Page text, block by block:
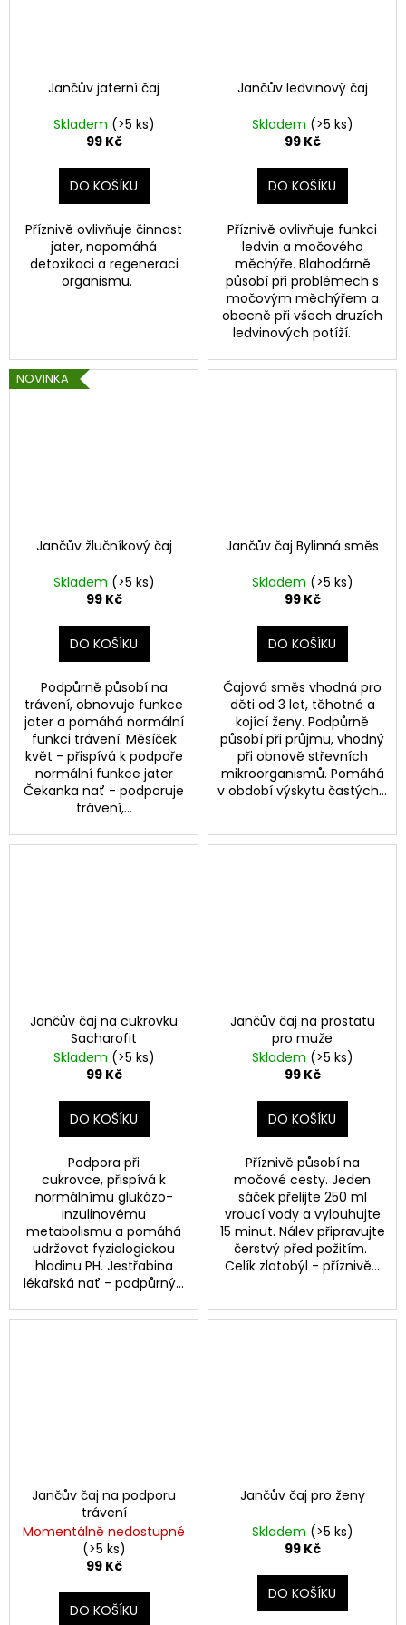
Jančův jaterní čaj
Skladem (>5 ks)
99 Kč
DO KOŠÍKU
Příznivě ovlivňuje činnost
jater, napomáhá
detoxikaci a regeneraci
organismu.
Jančův ledvinový čaj
Skladem (>5 ks)
99 Kč
DO KOŠÍKU
Příznivě ovlivňuje funkci
ledvin a močového
měchýře. Blahodárně
působí při problémech s
močovým měchýřem a
obecně při všech druzích
ledvinových potíží.
NOVINKA
Jančův žlučníkový čaj
Skladem (>5 ks)
99 Kč
DO KOŠÍKU
Podpůrně působí na
trávení, obnovuje funkce
jater a pomáhá normální
funkci trávení. Měsíček
květ - přispívá k podpoře
normální funkce jater
Čekanka nať - podporuje
trávení,...
Jančův čaj Bylinná směs
Skladem (>5 ks)
99 Kč
DO KOŠÍKU
Čajová směs vhodná pro
děti od 3 let, těhotné a
kojící ženy. Podpůrně
působí při průjmu, vhodný
při obnově střevních
mikroorganismů. Pomáhá
v období výskytu častých...
Jančův čaj na cukrovku
Sacharofit
Skladem (>5 ks)
99 Kč
DO KOŠÍKU
Podpora při
cukrovce, přispívá k
normálnímu glukózo-
inzulinovému
metabolismu a pomáhá
udržovat fyziologickou
hladinu PH. Jestřabina
lékařská nať - podpůrný...
Jančův čaj na prostatu
pro muže
Skladem (>5 ks)
99 Kč
DO KOŠÍKU
Příznivě působí na
močové cesty. Jeden
sáček přelijte 250 ml
vroucí vody a vylouhujte
15 minut. Nálev připravujte
čerstvý před požitím.
Celík zlatobýl - příznivě...
Jančův čaj na podporu
trávení
Momentálně nedostupné
(>5 ks)
99 Kč
DO KOŠÍKU
Jančův čaj pro ženy
Skladem (>5 ks)
99 Kč
DO KOŠÍKU
r
u
JANČŮV